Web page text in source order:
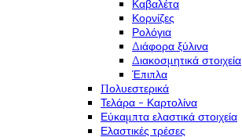
Καβαλέτα
Κορνίζες
Ρολόγια
Διάφορα ξύλινα
Διακοσμητικά στοιχεία
Έπιπλα
Πολυεστερικά
Τελάρα - Καρτολίνα
Εύκαμπτα ελαστικά στοιχεία
Ελαστικές τρέσες